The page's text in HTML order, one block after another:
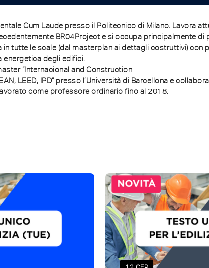
Cum Laude presso il Politecnico di Milano. Lavora
BR04Project e si occupa principalmente di
tutte le scale (dal masterplan ai dettagli costruttivi) con
energetica degli edifici.
“Internacional and Construction
LEED, IPD” presso l’Università di Barcellona e
come professore ordinario fino al 2018.